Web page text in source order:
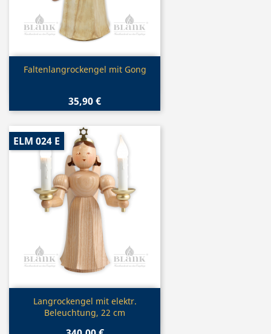
Vorschau
Faltenlangrockengel mit Gong
35,90 €
Vorschau
Langrockengel mit elektr.
Beleuchtung, 22 cm
ELM 024 E